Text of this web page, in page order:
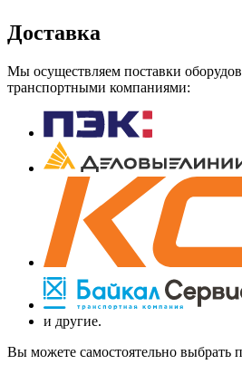
Доставка
Мы осуществляем поставки
транспортными компаниями:
и другие.
Вы можете самостоятельно выбрать